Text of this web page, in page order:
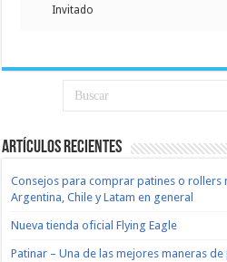
Invitado
Artículos recientes
Consejos para comprar patines o rollers
Argentina, Chile y Latam en general
Nueva tienda oficial Flying Eagle
Patinar – Una de las mejores maneras